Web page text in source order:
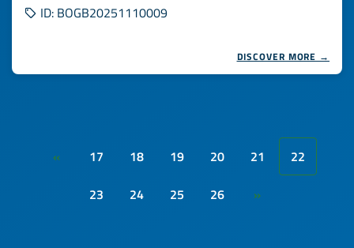
ID: BOGB20251110009
DISCOVER MORE →
« 17 18 19 20 21
22
23
24 25 26 »